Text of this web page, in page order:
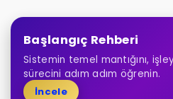
Başlangıç Rehberi
Sistemin temel mantığını,
sürecini adım adım öğrenin.
İncele